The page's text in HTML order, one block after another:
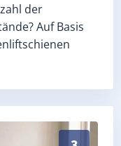
der
Auf Basis
zertifizierte